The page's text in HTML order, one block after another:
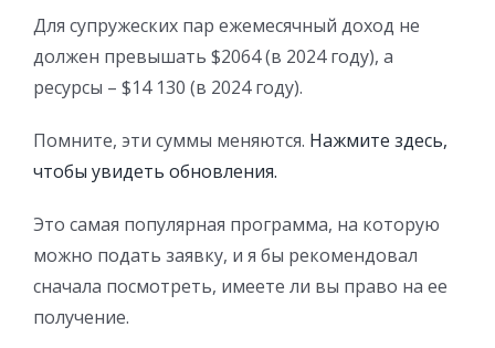
Для супружеских пар ежемесячный доход не
должен превышать $2064 (в 2024 году), а
ресурсы – $14 130 (в 2024 году).
Помните, эти суммы меняются. Нажмите здесь,
чтобы увидеть обновления.
Это самая популярная программа, на которую
можно подать заявку, и я бы рекомендовал
сначала посмотреть, имеете ли вы право на ее
получение.